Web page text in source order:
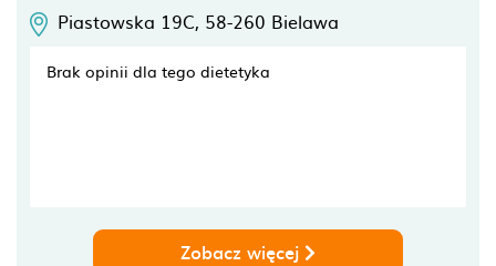
Piastowska 19C, 58-260 Bielawa
Brak opinii dla tego dietetyka
Zobacz więcej